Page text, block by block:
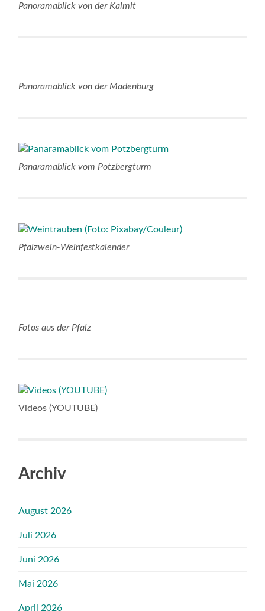
Panoramablick von der Kalmit
Panoramablick von der Madenburg
Panaramablick vom Potzbergturm
Pfalzwein-Weinfestkalender
Fotos aus der Pfalz
Videos (YOUTUBE)
Archiv
August 2026
Juli 2026
Juni 2026
Mai 2026
April 2026